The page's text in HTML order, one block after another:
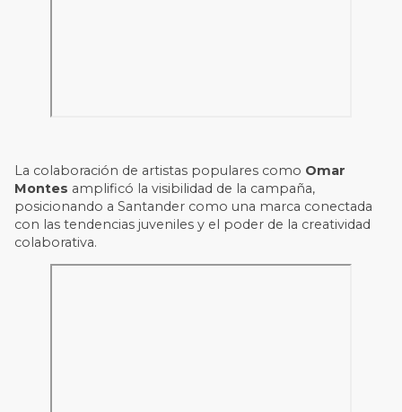
La colaboración de artistas populares como Omar
Montes amplificó la visibilidad de la campaña,
posicionando a Santander como una marca conectada
con las tendencias juveniles y el poder de la creatividad
colaborativa.